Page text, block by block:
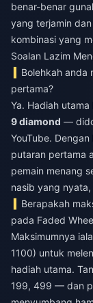
benar-benar
yang terjamin
kombinasi yang
Soalan Lazim
Bolehkah anda
pertama?
Ya. Hadiah
9 diamond —
YouTube.
putaran pertama
pemain menang
nasib yang
Berapakah
pada Faded
Maksimumnya
1100) untuk
hadiah utama.
199, 499 — dan